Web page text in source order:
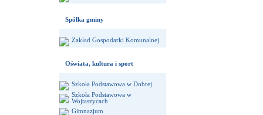
Spółka gminy
Zakład Gospodarki Komunalnej
Oświata, kultura i sport
Szkoła Podstawowa w Dobrej
Szkoła Podstawowa w
Wojtaszycach
Gimnazjum